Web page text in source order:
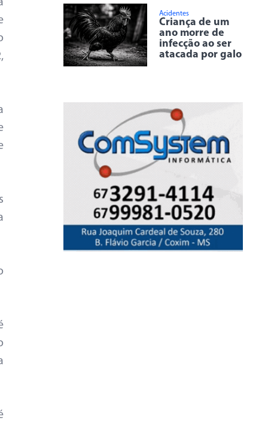
Acidentes
Criança de um
ano morre de
infecção ao ser
atacada por galo